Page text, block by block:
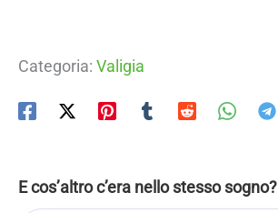
Categoria: Valigia
E cos’altro c’era nello stesso sogno?